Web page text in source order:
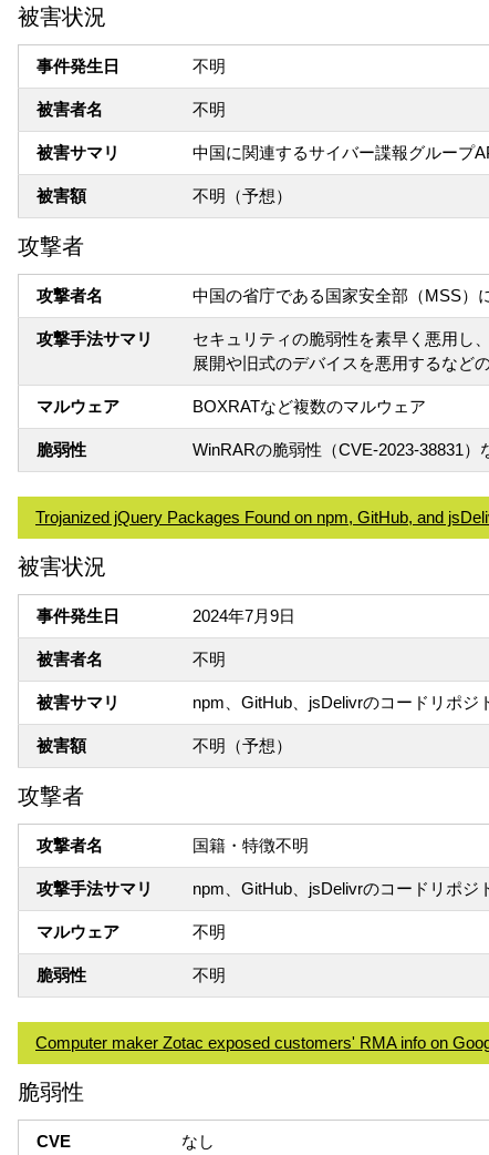
被害状況
事件発生日 不明
被害者名 不明
被害サマリ 中国に関連するサイバー諜報グループ
被害額 不明（予想）
攻撃者
攻撃者名 中国の省庁である国家安全部（MSS）
攻撃手法サマリ
セキュリティの脆弱性を素早く悪用し
展開や旧式のデバイスを悪用するなど
マルウェア BOXRATなど複数のマルウェア
脆弱性 WinRARの脆弱性（CVE-2023-38831）
Trojanized jQuery Packages Found on npm, GitHub, and
被害状況
事件発生日 2024年7月9日
被害者名 不明
被害サマリ npm、GitHub、jsDelivrのコードリポ
被害額 不明（予想）
攻撃者
攻撃者名 国籍・特徴不明
攻撃手法サマリ npm、GitHub、jsDelivrのコードリポ
マルウェア 不明
脆弱性 不明
Computer maker Zotac exposed customers' RMA info on
脆弱性
CVE なし